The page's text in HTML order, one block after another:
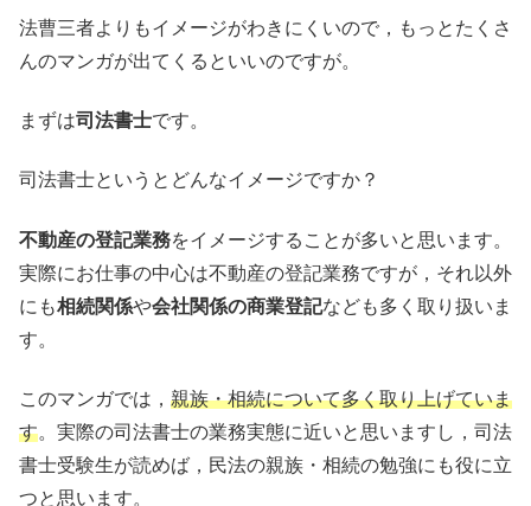
法曹三者よりもイメージがわきにくいので，もっとたくさ
んのマンガが出てくるといいのですが。
まずは司法書士です。
司法書士というとどんなイメージですか？
不動産の登記業務をイメージすることが多いと思います。
実際にお仕事の中心は不動産の登記業務ですが，それ以外
にも相続関係や会社関係の商業登記なども多く取り扱いま
す。
このマンガでは， 親族・相続について多く取り上げていま
す。実際の司法書士の業務実態に近いと思いますし，司法
書士受験生が読めば，民法の親族・相続の勉強にも役に立
つと思います。